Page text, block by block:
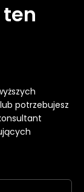
potrzebujesz